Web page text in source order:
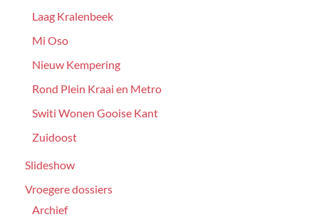
Laag Kralenbeek
Mi Oso
Nieuw Kempering
Rond Plein Kraai en Metro
Switi Wonen Gooise Kant
Zuidoost
Slideshow
Vroegere dossiers
Archief